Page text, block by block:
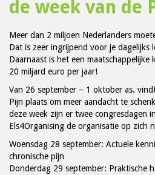
de week van de
Meer dan 2 miljoen Nederlanders
Dat is zeer ingrijpend voor je dagelijks
Daarnaast is het een maatschappelijke
20 miljard euro per jaar!
Van 26 september – 1 oktober as.
Pijn plaats om meer aandacht te
deze week zijn er twee congresdagen
Els4Organising de organisatie op zich
Woensdag 28 september: Actuele
chronische pijn
Donderdag 29 september: Praktische